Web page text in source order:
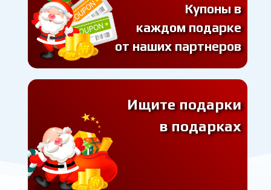
Купоны в
каждом подарке
от наших партнеров
Ищите подарки
в подарках